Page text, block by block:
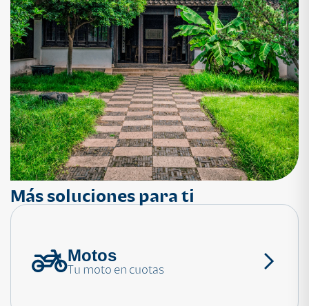
¿Necesitas ayuda?
Más soluciones para ti
Motos
Tu moto en cuotas